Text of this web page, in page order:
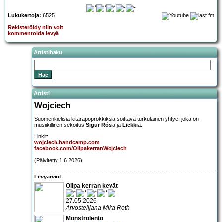
Lukukertoja: 6525
Rekisteröidy niin voit
kommentoida levyä
Artistihaku
Artisti
Wojciech
Suomenkielisiä kitarapoprokkiksia soittava turkulainen yhtye, joka on
musiikillinen sekoitus Sigur Rósia ja Liekkiä.
Linkit:
wojciech.bandcamp.com
facebook.com/OlipakerranWojciech
(Päivitetty 1.6.2026)
Levyarviot
Olipa kerran kevät
27.05.2026
Arvostelijana Mika Roth
Monstrolento